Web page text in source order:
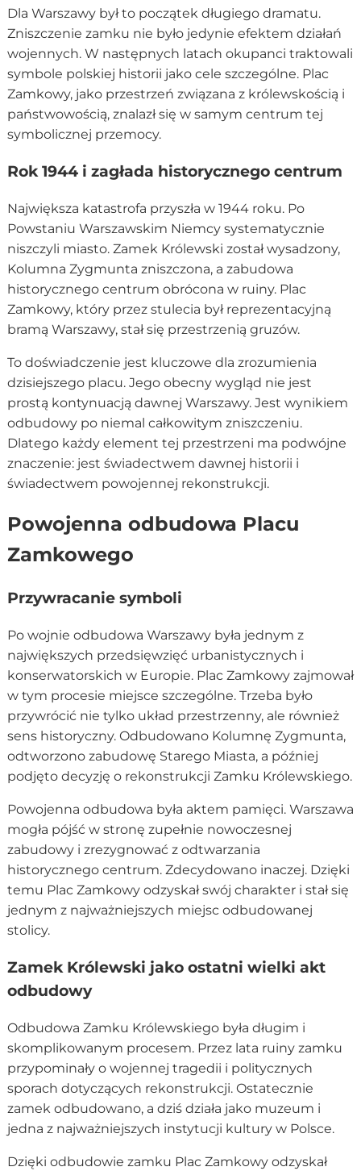
Dla Warszawy był to początek długiego dramatu.
Zniszczenie zamku nie było jedynie efektem działań
wojennych. W następnych latach okupanci traktowali
symbole polskiej historii jako cele szczególne. Plac
Zamkowy, jako przestrzeń związana z królewskością i
państwowością, znalazł się w samym centrum tej
symbolicznej przemocy.
Rok 1944 i zagłada historycznego centrum
Największa katastrofa przyszła w 1944 roku. Po
Powstaniu Warszawskim Niemcy systematycznie
niszczyli miasto. Zamek Królewski został wysadzony,
Kolumna Zygmunta zniszczona, a zabudowa
historycznego centrum obrócona w ruiny. Plac
Zamkowy, który przez stulecia był reprezentacyjną
bramą Warszawy, stał się przestrzenią gruzów.
To doświadczenie jest kluczowe dla zrozumienia
dzisiejszego placu. Jego obecny wygląd nie jest
prostą kontynuacją dawnej Warszawy. Jest wynikiem
odbudowy po niemal całkowitym zniszczeniu.
Dlatego każdy element tej przestrzeni ma podwójne
znaczenie: jest świadectwem dawnej historii i
świadectwem powojennej rekonstrukcji.
Powojenna odbudowa Placu
Zamkowego
Przywracanie symboli
Po wojnie odbudowa Warszawy była jednym z
największych przedsięwzięć urbanistycznych i
konserwatorskich w Europie. Plac Zamkowy zajmował
w tym procesie miejsce szczególne. Trzeba było
przywrócić nie tylko układ przestrzenny, ale również
sens historyczny. Odbudowano Kolumnę Zygmunta,
odtworzono zabudowę Starego Miasta, a później
podjęto decyzję o rekonstrukcji Zamku Królewskiego.
Powojenna odbudowa była aktem pamięci. Warszawa
mogła pójść w stronę zupełnie nowoczesnej
zabudowy i zrezygnować z odtwarzania
historycznego centrum. Zdecydowano inaczej. Dzięki
temu Plac Zamkowy odzyskał swój charakter i stał się
jednym z najważniejszych miejsc odbudowanej
stolicy.
Zamek Królewski jako ostatni wielki akt
odbudowy
Odbudowa Zamku Królewskiego była długim i
skomplikowanym procesem. Przez lata ruiny zamku
przypominały o wojennej tragedii i politycznych
sporach dotyczących rekonstrukcji. Ostatecznie
zamek odbudowano, a dziś działa jako muzeum i
jedna z najważniejszych instytucji kultury w Polsce.
Dzięki odbudowie zamku Plac Zamkowy odzyskał